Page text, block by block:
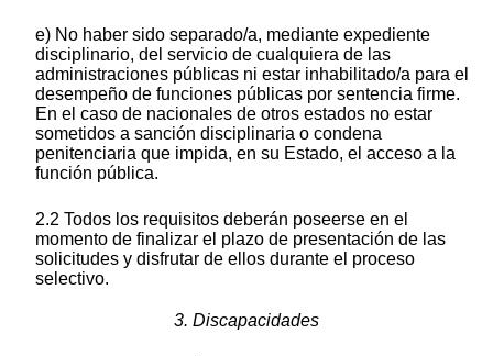
e) No haber sido separado/a, mediante expediente
disciplinario, del servicio de cualquiera de las
administraciones públicas ni estar inhabilitado/a para el
desempeño de funciones públicas por sentencia firme.
En el caso de nacionales de otros estados no estar
sometidos a sanción disciplinaria o condena
penitenciaria que impida, en su Estado, el acceso a la
función pública.
2.2 Todos los requisitos deberán poseerse en el
momento de finalizar el plazo de presentación de las
solicitudes y disfrutar de ellos durante el proceso
selectivo.
3. Discapacidades